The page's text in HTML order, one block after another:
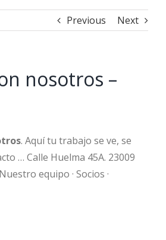
Previous Next
nosotros –
. Aquí tu trabajo se ve, se
… Calle Huelma 45A. 23009
equipo · Socios ·